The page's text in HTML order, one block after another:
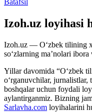
Izoh.uz loyihasi
Izoh.uz — O‘zbek tilining
so‘zlarning ma’nolari
Yillar davomida “O‘zbek
o‘rganuvchilar,
boshqalar uchun foydali
aylantirganmiz. Bizning
Sarlavha.com loyihalarini